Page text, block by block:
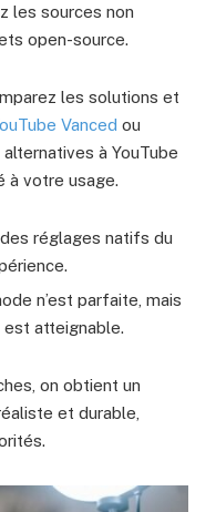
les sources non
open-source.
les solutions et
Vanced ou
à YouTube
à votre usage.
réglages natifs du
n’est parfaite, mais
est atteignable.
on obtient un
et durable,